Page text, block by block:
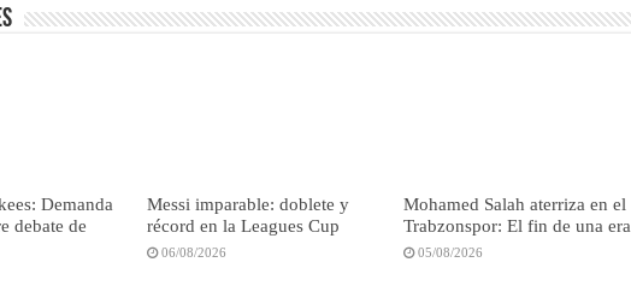
Demanda
debate de
Messi imparable: doblete y
récord en la Leagues Cup
06/08/2026
Mohamed Salah aterriza en el
Trabzonspor: El fin de una era
05/08/2026